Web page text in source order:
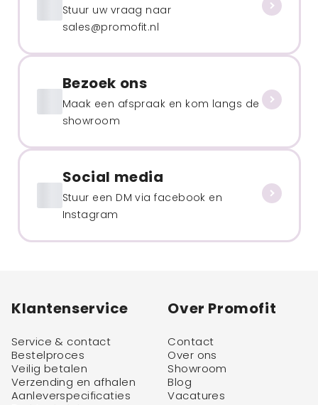
Stuur uw vraag naar
sales@promofit.nl
Bezoek ons
Maak een afspraak en kom langs de
showroom
Social media
Stuur een DM via facebook en
Instagram
Klantenservice
Service & contact
Bestelproces
Veilig betalen
Verzending en afhalen
Aanleverspecificaties
Over Promofit
Contact
Over ons
Showroom
Blog
Vacatures